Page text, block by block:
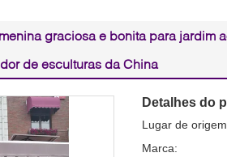
graciosa e bonita para jardim
de esculturas da China
Detalhes do
Lugar de
Marca: